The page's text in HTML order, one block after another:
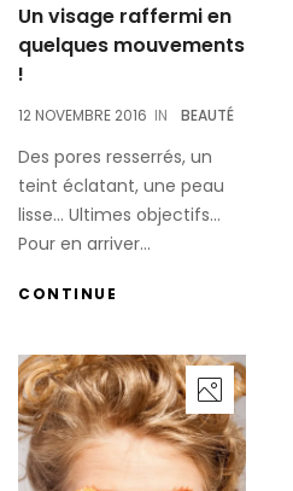
Un visage raffermi en
quelques mouvements
!
12 NOVEMBRE 2016 IN BEAUTÉ
Des pores resserrés, un
teint éclatant, une peau
lisse… Ultimes objectifs…
Pour en arriver...
CONTINUE